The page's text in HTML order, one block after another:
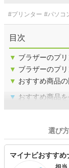
#プリンター #パソコ
目次
▼ ブラザーのプ
▼ ブラザーのプ
▼ おすすめ商品
▼ おすすめ商品
選び方
マイナビおすすめ